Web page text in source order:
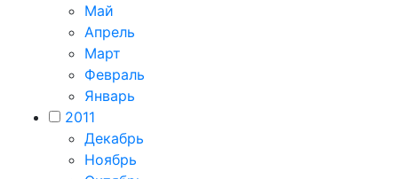
Май
Апрель
Март
Февраль
Январь
2011
Декабрь
Ноябрь